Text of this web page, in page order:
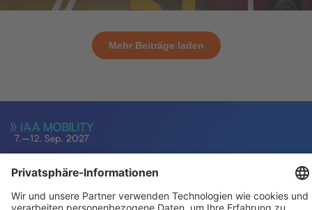
Mehr Beiträge laden
Für Aussteller
Allgemein